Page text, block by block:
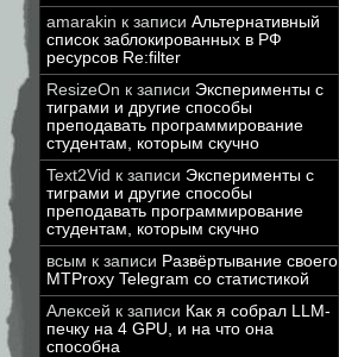
amarakin к записи Альтернативный
список заблокированных в РФ
ресурсов Re:filter
ResizeOn к записи Эксперименты с
тиграми и другие способы
преподавать программирование
студентам, которым скучно
Text2Vid к записи Эксперименты с
тиграми и другие способы
преподавать программирование
студентам, которым скучно
всым к записи Развёртывание своего
MTProxy Telegram со статистикой
Алексей к записи Как я собрал LLM-
печку на 4 GPU, и на что она
способна